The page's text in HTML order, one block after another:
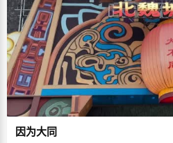
因为大同